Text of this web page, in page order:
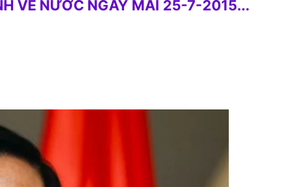
VỀ NƯỚC NGÀY MAI 25-7-2015...